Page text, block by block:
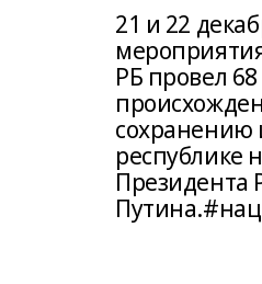
21 и 22
РБ провел
сохранению
республике
Президента